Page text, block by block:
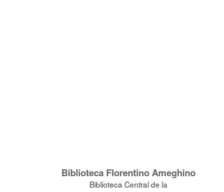
Biblioteca Florentino Ameghino
Biblioteca Central de la